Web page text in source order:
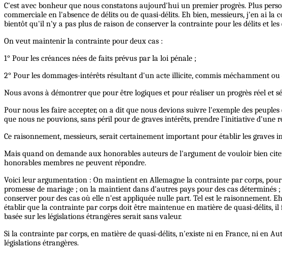
C'est avec bonheur que nous constatons aujourd'hui un premier progrès. Plus
commerciale en l'absence de délits ou de quasi-délits. Eh bien, messieurs, j'en
bientôt qu'il n'y a pas plus de raison de conserver la contrainte pour les délits et
On veut maintenir la contrainte pour deux cas :
1° Pour les créances nées de faits prévus par la loi pénale ;
2° Pour les dommages-intérêts résultant d'un acte illicite, commis méchamment ou
Nous avons à démontrer que pour être logiques et pour réaliser un progrès réel et
Pour nous les faire accepter, on a dit que nous devions suivre l'exemple des
que nous ne pouvions, sans péril pour de graves intérêts, prendre l'initiative d'une
Ce raisonnement, messieurs, serait certainement important pour établir les
Mais quand on demande aux honorables auteurs de l'argument de vouloir bien
honorables membres ne peuvent répondre.
Voici leur argumentation : On maintient en Allemagne la contrainte par corps,
promesse de mariage ; on la maintient dans d'autres pays pour des cas
conserver pour des cas où elle n'est appliquée nulle part. Tel est le raisonnement.
établir que la contrainte par corps doit être maintenue en matière de quasi-délits,
basée sur les législations étrangères serait sans valeur.
Si la contrainte par corps, en matière de quasi-délits, n'existe ni en France, ni en
législations étrangères.